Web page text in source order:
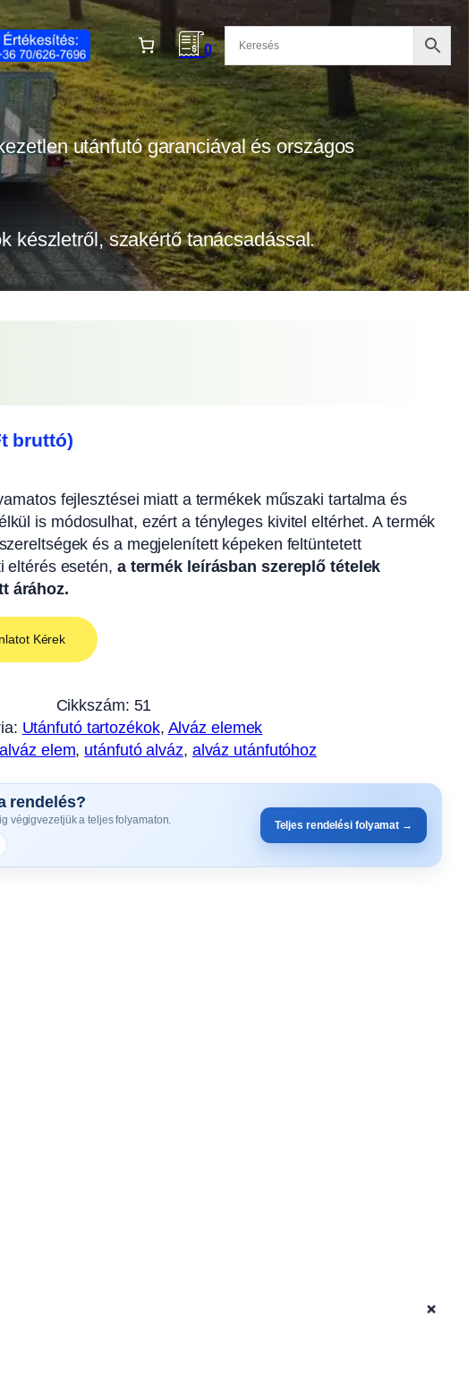
0
utánfutó garanciával és országos
készletről, szakértő tanácsadással.
bruttó)
fejlesztései miatt a termékek műszaki tartalma és
is módosulhat, ezért a tényleges kivitel eltérhet. A termék
és a megjelenített képeken feltüntetett
eltérés esetén, a termék leírásban szereplő tételek
árához.
Kérek
Cikkszám: 51
Utánfutó tartozékok, Alváz elemek
alváz elem, utánfutó alváz, alváz utánfutóhoz
rendelés?
végigvezetjük a teljes folyamaton. Teljes rendelési folyamat →
+